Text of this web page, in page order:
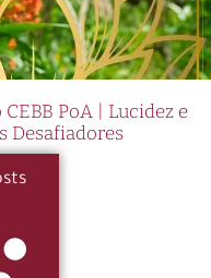
PoA | Lucidez e
Desafiadores